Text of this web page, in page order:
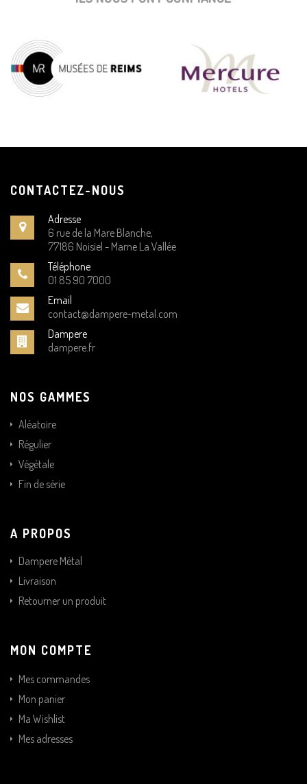
CONTACTEZ-NOUS
Adresse
6 rue de la Mare Blanche,
77186 Noisiel - Marne La Vallée
Téléphone
01 85 90 7000
Email
contact@dampere-metal.com
Dampere
dampere.fr
NOS GAMMES
Aléatoire
Régulier
Végétale
Fin de série
A PROPOS
Dampere Métal
Livraison
Retourner un produit
MON COMPTE
Mes commandes
Mon panier
Ma Wishlist
Mes adresses